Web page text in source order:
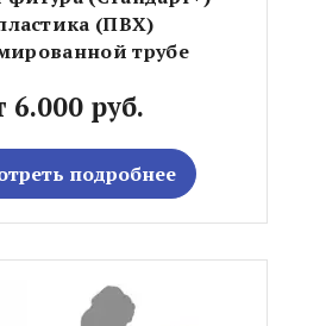
(ПВХ)
трубе
6.000 руб.
подробнее